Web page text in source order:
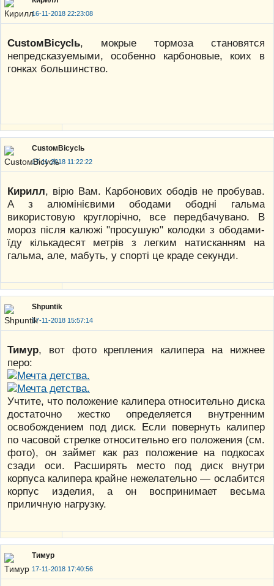
16-11-2018 22:23:08
CustoмBicyclь, мокрые тормоза становятся
непредсказуемыми, особенно карбоновые, коих в
гонках большинство.
CustoмBicyclь
17-11-2018 11:22:22
Кирилл, вірю Вам. Карбонових ободів не пробував.
А з алюмінієвими ободами ободні гальма
використовую круглорічно, все передбачувано. В
мороз після калюжі "просушую" колодки з ободами-
їду кількадесят метрів з легким натисканням на
гальма, але, мабуть, у спорті це краде секунди.
Shpuntik
17-11-2018 15:57:14
Тимур, вот фото крепления калипера на нижнее
перо:
Учтите, что положение калипера относительно диска
достаточно жестко определяется внутренним
освобождением под диск. Если повернуть калипер
по часовой стрелке относительно его положения (см.
фото), он займет как раз положение на подкосах
сзади оси. Расширять место под диск внутри
корпуса калипера крайне нежелательно — ослабится
корпус изделия, а он воспринимает весьма
приличную нагрузку.
Тимур
17-11-2018 17:40:56